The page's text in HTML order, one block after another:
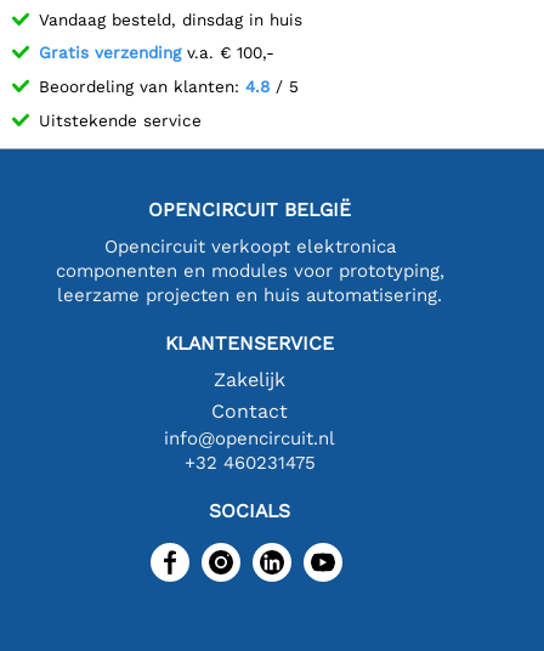
Vandaag besteld, dinsdag in huis
Gratis verzendingv.a. € 100,-
Beoordeling van klanten: 4.8 / 5
Uitstekende service
OPENCIRCUIT BELGIË
Opencircuit verkoopt elektronica
componenten en modules voor prototyping,
leerzame projecten en huis automatisering.
KLANTENSERVICE
Zakelijk
Contact
info@opencircuit.nl
+32 460231475
SOCIALS